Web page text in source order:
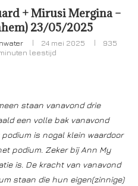
+ Mirusi Mergina –
23/05/2025
24 mei 2025
935
leestijd
staan vanavond drie
een volle bak vanavond
is nogal klein waardoor
podium. Zeker bij Ann My
is. De kracht van vanavond
staan die hun eigen(zinnige)